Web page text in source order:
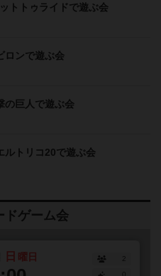
トトゥライドで遊ぶ会
ロンで遊ぶ会
の巨人で遊ぶ会
ルトリコ20で遊ぶ会
ドゲーム会
日 曜日
2